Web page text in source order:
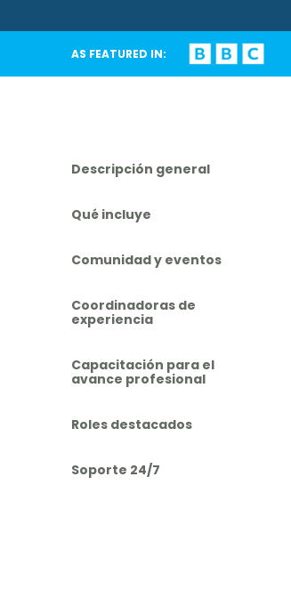
AS FEATURED IN:
Descripción general
Qué incluye
Comunidad y eventos
Coordinadoras de
experiencia
Capacitación para el
avance profesional
Roles destacados
Soporte 24/7